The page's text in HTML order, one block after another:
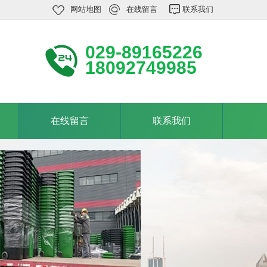
网站地图 在线留言 联系我们
029-89165226
18092749985
在线留言 联系我们